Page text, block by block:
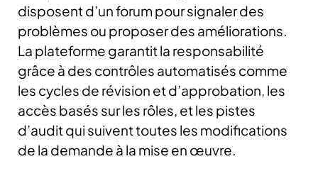
disposent d’un forum pour signaler des
problèmes ou proposer des améliorations.
La plateforme garantit la responsabilité
grâce à des contrôles automatisés comme
les cycles de révision et d’approbation, les
accès basés sur les rôles, et les pistes
d’audit qui suivent toutes les modifications
de la demande à la mise en œuvre.